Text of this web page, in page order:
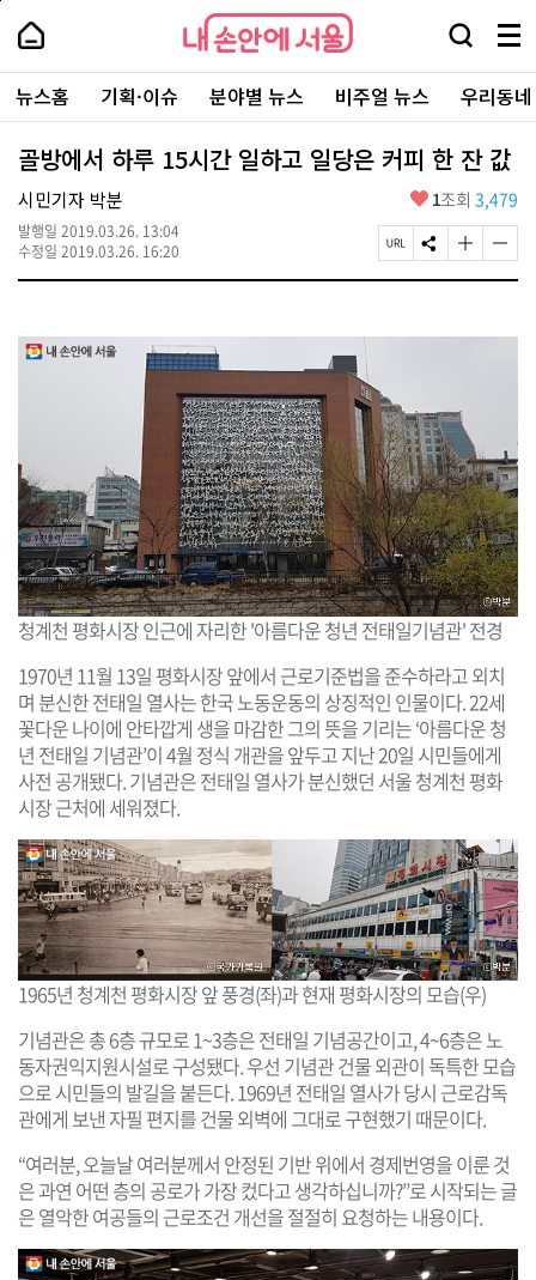
본
로
가
내
손
안
에
서
울
-
서
울
시
대
표
소
털
내
손
에
울
검
창
열
기
메
뉴
전
체
보
기
주
요
서
뉴스홈 기획·이슈 분야별 뉴스 비주얼 뉴스 우리동
골방에서 하루 15시간 일하고 일당은 커피 한 잔 값
시민기자 박분
발행일 2019.03.26. 13:04
수정일 2019.03.26. 16:20
좋
요
1조회 3,479
페
이
R
S
N
유
글
자
크
기
글
자
작
청계천 평화시장 인근에 자리한 '아름다운 청년 전태일기념관' 전경
1970년 11월 13일 평화시장 앞에서 근로기준법을 준수하라고 외치
며 분신한 전태일 열사는 한국 노동운동의 상징적인 인물이다. 22세
꽃다운 나이에 안타깝게 생을 마감한 그의 뜻을 기리는 ‘아름다운 청
년 전태일 기념관’이 4월 정식 개관을 앞두고 지난 20일 시민들에게
사전 공개됐다. 기념관은 전태일 열사가 분신했던 서울 청계천 평화
시장 근처에 세워졌다.
1965년 청계천 평화시장 앞 풍경(좌)과 현재 평화시장의 모습(우)
기념관은 총 6층 규모로 1~3층은 전태일 기념공간이고, 4~6층은 노
동자권익지원시설로 구성됐다. 우선 기념관 건물 외관이 독특한 모습
으로 시민들의 발길을 붙든다. 1969년 전태일 열사가 당시 근로감독
관에게 보낸 자필 편지를 건물 외벽에 그대로 구현했기 때문이다.
“여러분, 오늘날 여러분께서 안정된 기반 위에서 경제번영을 이룬 것
은 과연 어떤 층의 공로가 가장 컸다고 생각하십니까?”로 시작되는 글
은 열악한 여공들의 근로조건 개선을 절절히 요청하는 내용이다.
페
상
단
로